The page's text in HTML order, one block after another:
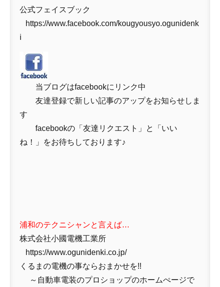
公式フェイスブック
https://www.facebook.com/kougyousyo.ogunidenk
i
当ブログはfacebookにリンク中
友達登録で新しい記事のアップをお知らせしま
す
facebookの「友達リクエスト」と「いい
ね！」をお待ちしております♪
浦和のテクニシャンと言えば…
株式会社小國電機工業所
https://www.ogunidenki.co.jp/
くるまの電機の事ならおまかせを!!
～自動車電装のプロショップのホームぺージで